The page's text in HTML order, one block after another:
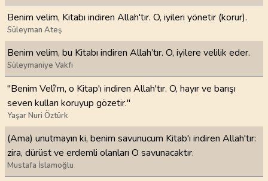
Benim velim, Kitabı indiren Allah'tır. O, iyileri yönetir (korur).
Süleyman Ateş
Benim velim, bu Kitabı indiren Allah’tır. O, iyilere velilik eder.
Süleymaniye Vakfı
"Benim Velî'm, o Kitap'ı indiren Allah'tır. O, hayır ve barışı
seven kulları koruyup gözetir."
Yaşar Nuri Öztürk
(Ama) unutmayın ki, benim savunucum Kitab'ı indiren Allah'tır:
zira, dürüst ve erdemli olanları O savunacaktır.
Mustafa İslamoğlu